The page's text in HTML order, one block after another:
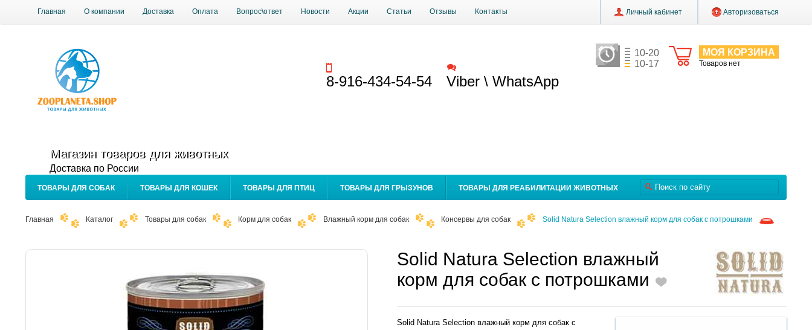
Главная О компании Доставка Оплата Вопрос\ответ Новости Акции Статьи Отзывы Контакты Личный кабинет Авторизоваться
МОЯ КОРЗИНА
Товаров нет
10-20
10-17
Магазин товаров для животных
Доставка по России
8-916-434-54-54 Viber \ WhatsApp
ТОВАРЫ ДЛЯ СОБАК ТОВАРЫ ДЛЯ КОШЕК ТОВАРЫ ДЛЯ ПТИЦ ТОВАРЫ ДЛЯ ГРЫЗУНОВ ТОВАРЫ ДЛЯ РЕАБИЛИТАЦИИ ЖИВОТНЫХ
Главная Каталог Товары для собак Корм для собак Влажный корм для собак Консервы для собак Solid Natura Selection влажный корм для собак с потрошками
Solid Natura Selection влажный
корм для собак с потрошками
Solid Natura Selection влажный корм для собак с